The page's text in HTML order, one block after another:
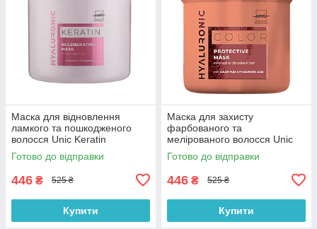
Маска для відновлення
ламкого та пошкодженого
волосся Unic Keratin
Hyaluronic 500 мл
Готово до відправки
446 ₴ 525 ₴
Купити
Маска для захисту
фарбованого та
мелірованого волосся Unic
Color Hyaloronic 500 мл
Готово до відправки
446 ₴ 525 ₴
Купити